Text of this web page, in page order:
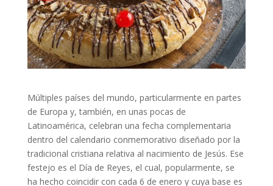
Múltiples países del mundo, particularmente en partes
de Europa y, también, en unas pocas de
Latinoamérica, celebran una fecha complementaria
dentro del calendario conmemorativo diseñado por la
tradicional cristiana relativa al nacimiento de Jesús. Ese
festejo es el Día de Reyes, el cual, popularmente, se
ha hecho coincidir con cada 6 de enero y cuya base es